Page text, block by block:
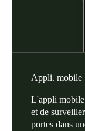
SvenskaEnglish
Norway
NorskEnglish
Finland
Appli. mobile
L'appli mobile
et de
portes dans